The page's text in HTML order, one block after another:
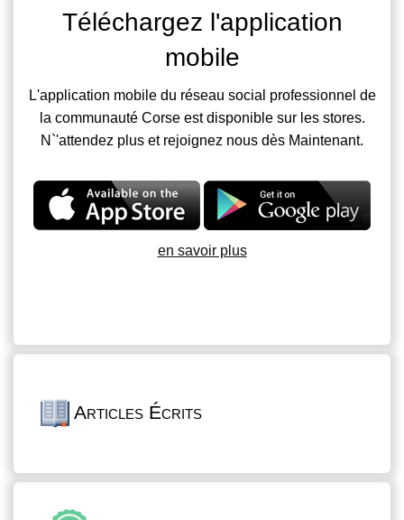
Téléchargez l'application
mobile
L'application mobile du réseau social professionnel de
la communauté Corse est disponible sur les stores.
N`'attendez plus et rejoignez nous dès Maintenant.
en savoir plus
Articles Écrits